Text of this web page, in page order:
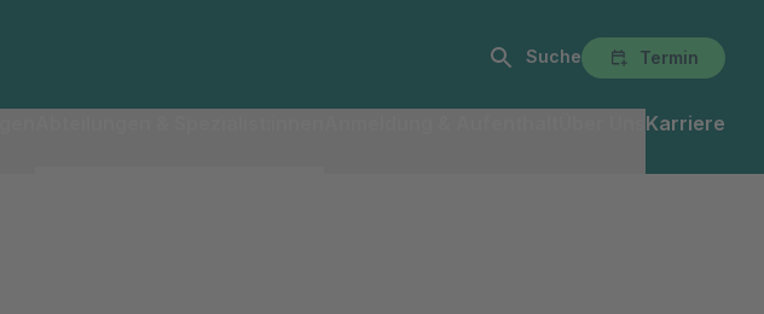
Suche Termin
Karriere